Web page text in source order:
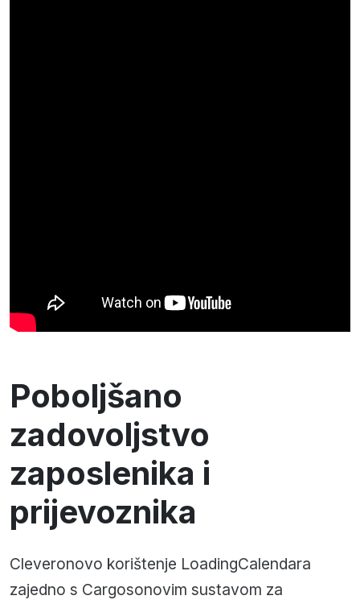
Poboljšano
zadovoljstvo
zaposlenika i
prijevoznika
Cleveronovo korištenje LoadingCalendara
zajedno s Cargosonovim sustavom za